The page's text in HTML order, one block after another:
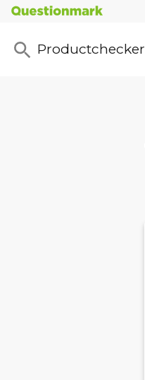
Productchecker